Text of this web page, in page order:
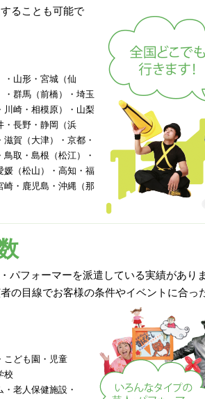
ることも可能で
・山形・宮城（仙
・群馬（前橋）・埼玉
川崎・相模原）・山梨
・長野・静岡（浜
賀（大津）・京都・
取・島根（松江）・
媛（松山）・高知・福
崎・鹿児島・沖縄（那
パフォーマーを派遣している実績があり
の目線でお客様の条件やイベントに合っ
こども園・児童
校
・老人保健施設・